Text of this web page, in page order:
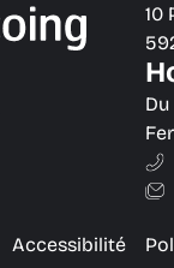
10
Accessibilité